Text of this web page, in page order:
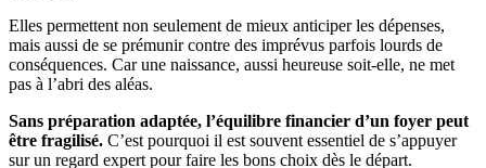
Elles permettent non seulement de mieux anticiper les dépenses,
mais aussi de se prémunir contre des imprévus parfois lourds de
conséquences. Car une naissance, aussi heureuse soit-elle, ne met
pas à l’abri des aléas.
Sans préparation adaptée, l’équilibre financier d’un foyer peut
être fragilisé. C’est pourquoi il est souvent essentiel de s’appuyer
sur un regard expert pour faire les bons choix dès le départ.